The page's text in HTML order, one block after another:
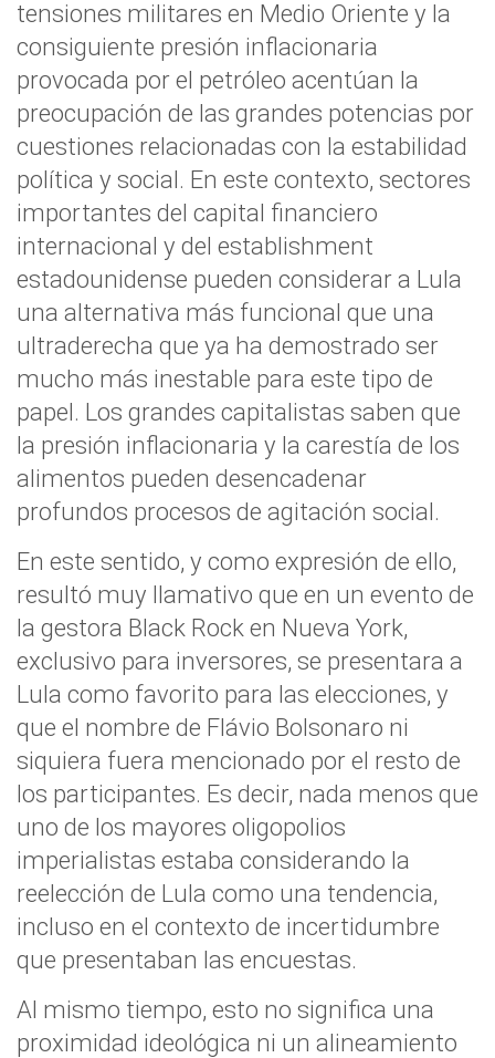
tensiones militares en Medio Oriente y la
consiguiente presión inflacionaria
provocada por el petróleo acentúan la
preocupación de las grandes potencias por
cuestiones relacionadas con la estabilidad
política y social. En este contexto, sectores
importantes del capital financiero
internacional y del establishment
estadounidense pueden considerar a Lula
una alternativa más funcional que una
ultraderecha que ya ha demostrado ser
mucho más inestable para este tipo de
papel. Los grandes capitalistas saben que
la presión inflacionaria y la carestía de los
alimentos pueden desencadenar
profundos procesos de agitación social.
En este sentido, y como expresión de ello,
resultó muy llamativo que en un evento de
la gestora Black Rock en Nueva York,
exclusivo para inversores, se presentara a
Lula como favorito para las elecciones, y
que el nombre de Flávio Bolsonaro ni
siquiera fuera mencionado por el resto de
los participantes. Es decir, nada menos que
uno de los mayores oligopolios
imperialistas estaba considerando la
reelección de Lula como una tendencia,
incluso en el contexto de incertidumbre
que presentaban las encuestas.
Al mismo tiempo, esto no significa una
proximidad ideológica ni un alineamiento